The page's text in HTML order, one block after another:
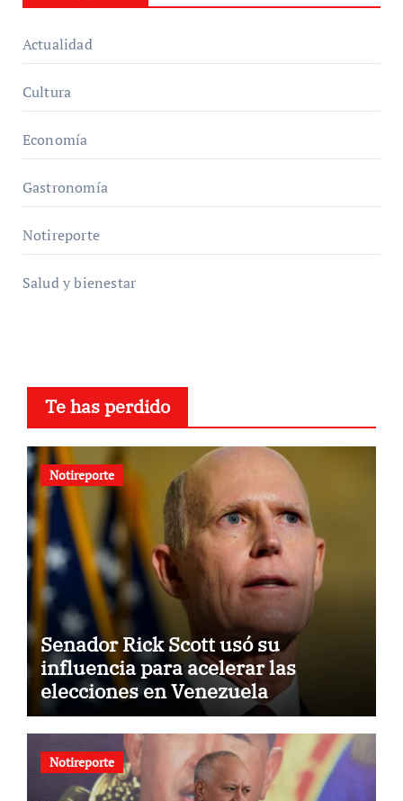
Actualidad
Cultura
Economía
Gastronomía
Notireporte
Salud y bienestar
Te has perdido
Notireporte
Senador Rick Scott usó su
influencia para acelerar las
elecciones en Venezuela
Notireporte